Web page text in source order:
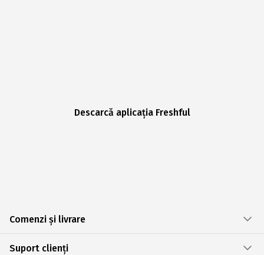
Descarcă aplicația Freshful
Comenzi și livrare
Suport clienți